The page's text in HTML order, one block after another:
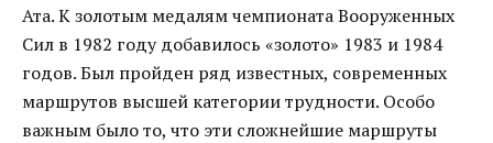
Ата. К золотым медалям чемпионата Вооруженных
Сил в 1982 году добавилось «золото» 1983 и 1984
годов. Был пройден ряд известных, современных
маршрутов высшей категории трудности. Особо
важным было то, что эти сложнейшие маршруты